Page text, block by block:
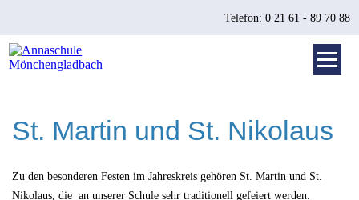
Telefon: 0 21 61 - 89 70 88
St. Martin und St. Nikolaus
Zu den besonderen Festen im Jahreskreis gehören St. Martin und St.
Nikolaus, die an unserer Schule sehr traditionell gefeiert werden.